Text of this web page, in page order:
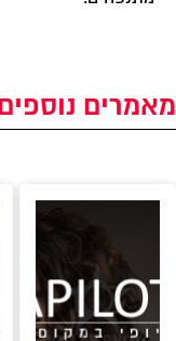
מאמרים